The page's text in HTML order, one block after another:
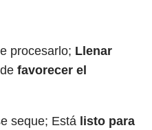
procesarlo; Llenar
favorecer el
seque; Está listo para